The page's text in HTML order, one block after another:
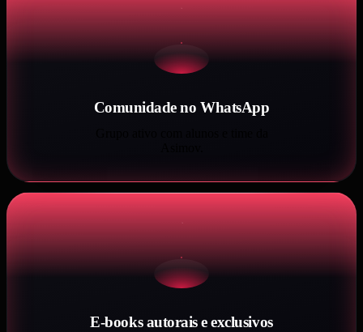
Comunidade no WhatsApp
E-books autorais e exclusivos